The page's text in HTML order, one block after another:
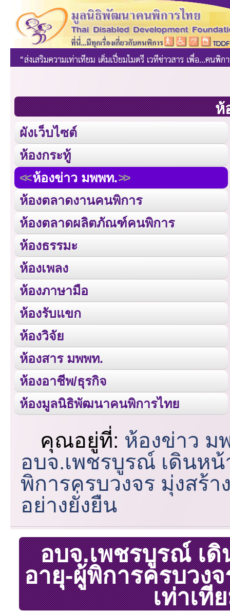
ห้
ผังเว็บไซต์
ห้องกระทู้
ห้องข่าว มพพท.
ห้องตลาดงานคนพิการ
ห้องตลาดผลิตภัณฑ์คนพิการ
ห้องธรรมะ
ห้องเพลง
ห้องภาษามือ
ห้องรับแขก
ห้องวิจัย
ห้องสาร มพพท.
ห้องอาชีพ/ธุรกิจ
ห้องมูลนิธิพัฒนาคนพิการไทย
คุณอยู่ที่: ห้องข่าว ม
อบจ.เพชรบูรณ์ เดินห
พิการครบวงจร มุ่งสร้
อย่างยั่งยืน
อบจ.เพชรบูรณ์ เ
อายุ-ผู้พิการครบวง
เท่าเที